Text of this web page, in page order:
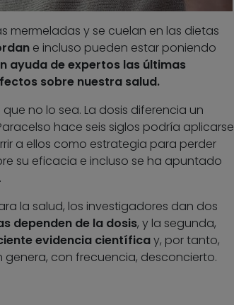
mermeladas y se cuelan en las dietas
e incluso pueden estar poniendo
ayuda de expertos las últimas
sobre nuestra salud.
no lo sea. La dosis diferencia un
hace seis siglos podría aplicarse
a ellos como estrategia para perder
su eficacia e incluso se ha apuntado
.
la salud, los investigadores dan dos
dependen de la dosis, y la segunda,
evidencia científicay, por tanto,
con frecuencia, desconcierto.